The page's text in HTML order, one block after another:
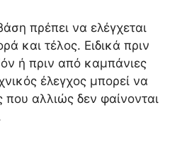
πρέπει να ελέγχεται
και τέλος. Ειδικά πριν
ή πριν από καμπάνιες
έλεγχος μπορεί να
που αλλιώς δεν φαίνονται